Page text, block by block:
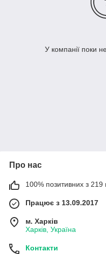
У компанії поки
Про нас
100% позитивних з 219
Працює з 13.09.2017
м. Харків
Харків, Україна
Контакти